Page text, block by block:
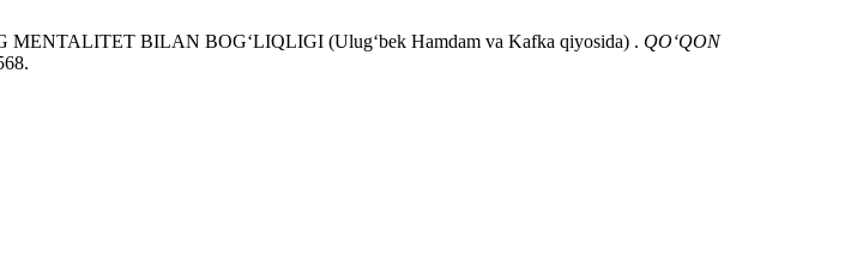
BILAN BOG‘LIQLIGI (Ulug‘bek Hamdam va Kafka qiyosida) . QO‘QON